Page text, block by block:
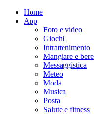
Home
App
Foto e video
Giochi
Intrattenimento
Mangiare e bere
Messaggistica
Meteo
Moda
Musica
Posta
Salute e fitness